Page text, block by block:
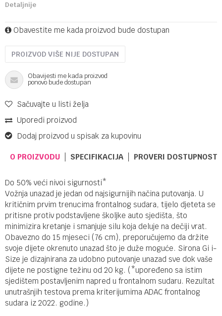
Detaljnije
Obavestite me kada proizvod bude dostupan
PROIZVOD VIŠE NIJE DOSTUPAN
Obavijesti me kada proizvod
ponovo bude dostupan
Sačuvajte u listi želja
Uporedi proizvod
Dodaj proizvod u spisak za kupovinu
O PROIZVODU SPECIFIKACIJA PROVERI DOSTUPNOST
Do 50% veći nivoi sigurnosti*
Vožnja unazad je jedan od najsigurnijih načina putovanja. U
kritičnim prvim trenucima frontalnog sudara, tijelo djeteta se
pritisne protiv podstavljene školjke auto sjedišta, što
minimizira kretanje i smanjuje silu koja deluje na dečiji vrat.
Obavezno do 15 mjeseci (76 cm), preporučujemo da držite
svoje dijete okrenuto unazad što je duže moguće. Sirona Gi i-
Size je dizajnirana za udobno putovanje unazad sve dok vaše
dijete ne postigne težinu od 20 kg. (*upoređeno sa istim
sjedištem postavljenim napred u frontalnom sudaru. Rezultat
unutrašnjih testova prema kriterijumima ADAC frontalnog
sudara iz 2022. godine.)